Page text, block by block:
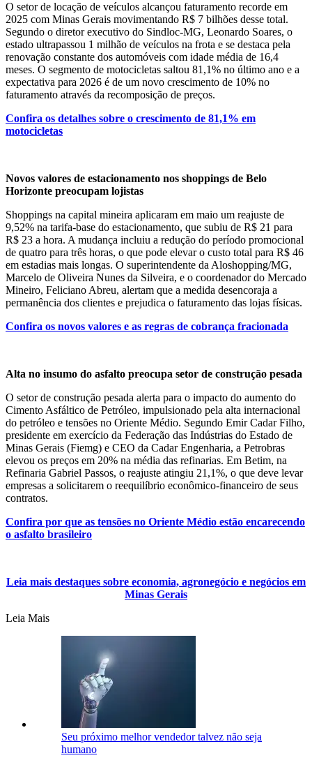
O setor de locação de veículos alcançou faturamento recorde em
2025 com Minas Gerais movimentando R$ 7 bilhões desse total.
Segundo o diretor executivo do Sindloc-MG, Leonardo Soares, o
estado ultrapassou 1 milhão de veículos na frota e se destaca pela
renovação constante dos automóveis com idade média de 16,4
meses. O segmento de motocicletas saltou 81,1% no último ano e a
expectativa para 2026 é de um novo crescimento de 10% no
faturamento através da recomposição de preços.
Confira os detalhes sobre o crescimento de 81,1% em
motocicletas
Novos valores de estacionamento nos shoppings de Belo
Horizonte preocupam lojistas
Shoppings na capital mineira aplicaram em maio um reajuste de
9,52% na tarifa-base do estacionamento, que subiu de R$ 21 para
R$ 23 a hora. A mudança incluiu a redução do período promocional
de quatro para três horas, o que pode elevar o custo total para R$ 46
em estadias mais longas. O superintendente da Aloshopping/MG,
Marcelo de Oliveira Nunes da Silveira, e o coordenador do Mercado
Mineiro, Feliciano Abreu, alertam que a medida desencoraja a
permanência dos clientes e prejudica o faturamento das lojas físicas.
Confira os novos valores e as regras de cobrança fracionada
Alta no insumo do asfalto preocupa setor de construção pesada
O setor de construção pesada alerta para o impacto do aumento do
Cimento Asfáltico de Petróleo, impulsionado pela alta internacional
do petróleo e tensões no Oriente Médio. Segundo Emir Cadar Filho,
presidente em exercício da Federação das Indústrias do Estado de
Minas Gerais (Fiemg) e CEO da Cadar Engenharia, a Petrobras
elevou os preços em 20% na média das refinarias. Em Betim, na
Refinaria Gabriel Passos, o reajuste atingiu 21,1%, o que deve levar
empresas a solicitarem o reequilíbrio econômico-financeiro de seus
contratos.
Confira por que as tensões no Oriente Médio estão encarecendo
o asfalto brasileiro
Leia mais destaques sobre economia, agronegócio e negócios em
Minas Gerais
Leia Mais
Seu próximo melhor vendedor talvez não seja
humano